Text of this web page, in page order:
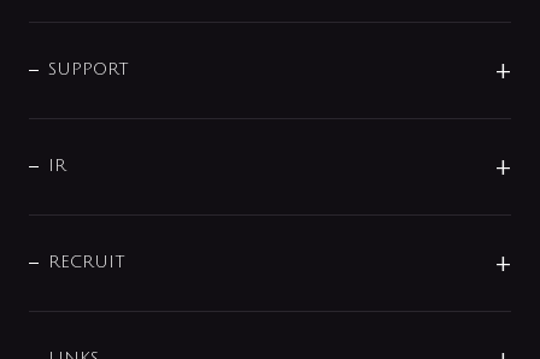
分岐
配管システム
バス・空調周辺用品
じぶんシャワーが見つかる
企業理念
会社概要
事業所案内
SUPPORT
よくあるご質問
データダウンロード
IR
IRニュース
RECRUIT